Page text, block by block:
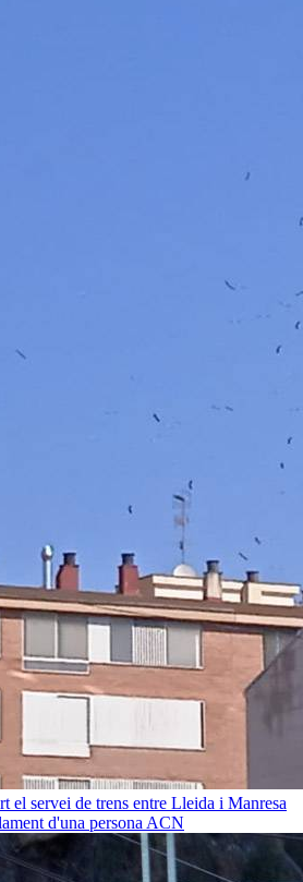
el servei de trens entre Lleida i Manresa
d'una persona ACN